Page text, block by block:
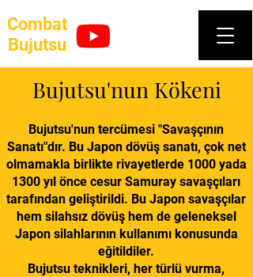
Combat
Bujutsu
Bujutsu'nun Kökeni
Bujutsu'nun tercümesi "Savaşçının
Sanatı"dır. Bu Japon dövüş sanatı, çok net
olmamakla birlikte rivayetlerde 1000 yada
1300 yıl önce cesur Samuray savaşçıları
tarafından geliştirildi. Bu Japon savaşçılar
hem silahsız dövüş hem de geleneksel
Japon silahlarının kullanımı konusunda
eğitildiler.
Bujutsu teknikleri, her türlü vurma,